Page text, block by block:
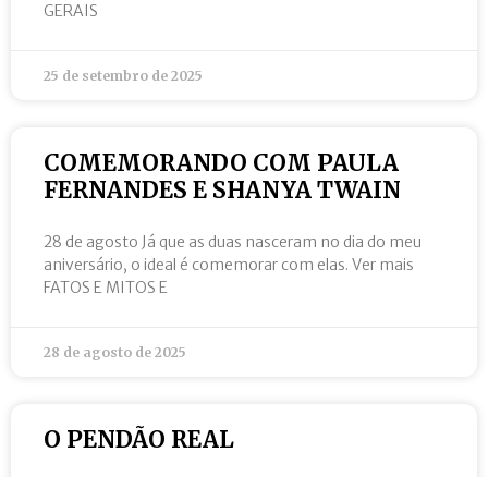
GERAIS
25 de setembro de 2025
COMEMORANDO COM PAULA
FERNANDES E SHANYA TWAIN
28 de agosto Já que as duas nasceram no dia do meu
aniversário, o ideal é comemorar com elas. Ver mais
FATOS E MITOS E
28 de agosto de 2025
O PENDÃO REAL